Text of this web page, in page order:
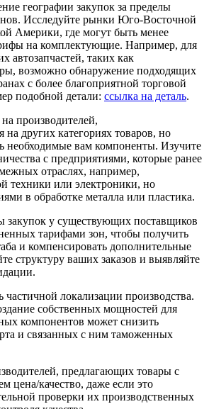
географии закупок за пределы
Исследуйте рынки Юго-Восточной
Америки, где могут быть менее
на комплектующие. Например, для
автозапчастей, таких как
возможно обнаружение подходящих
с более благоприятной торговой
подобной детали: ссылка на деталь.
производителей,
других категориях товаров, но
необходимые вам компоненты. Изучите
с предприятиями, которые ранее
отраслях, например,
техники или электроники, но
в обработке металла или пластика.
закупок у существующих поставщиков
тарифами зон, чтобы получить
и компенсировать дополнительные
структуру ваших заказов и выявляйте
частичной локализации производства.
собственных мощностей для
компонентов может снизить
и связанных с ним таможенных
предлагающих товары с
цена/качество, даже если это
проверки их производственных